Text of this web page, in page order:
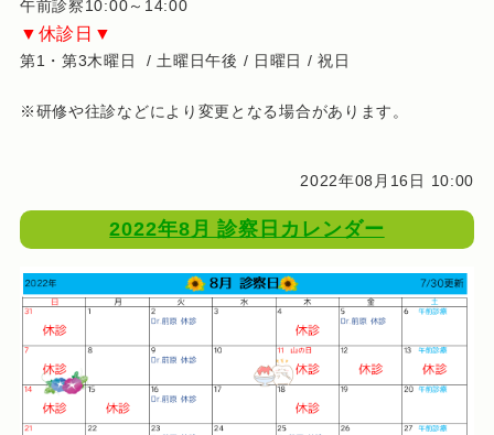
午前診察10:00～14:00
▼休診日▼
第1・第3木曜日 / 土曜日午後 / 日曜日 / 祝日
※研修や往診などにより変更となる場合があります。
2022年08月16日 10:00
2022年8月 診察日カレンダー